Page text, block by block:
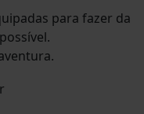
para fazer da